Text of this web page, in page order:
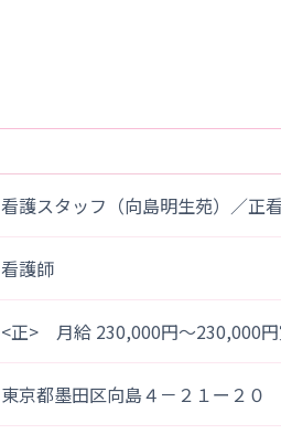
看護スタッフ（向島明生苑）／正
看護師
<正> 月給 230,000円～230,000
東京都墨田区向島４－２１ー２